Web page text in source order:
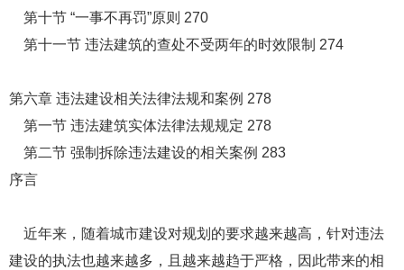
第十节 “一事不再罚”原则 270
第十一节 违法建筑的查处不受两年的时效限制 274
第六章 违法建设相关法律法规和案例 278
第一节 违法建筑实体法律法规规定 278
第二节 强制拆除违法建设的相关案例 283
序言
近年来，随着城市建设对规划的要求越来越高，针对违法
建设的执法也越来越多，且越来越趋于严格，因此带来的相